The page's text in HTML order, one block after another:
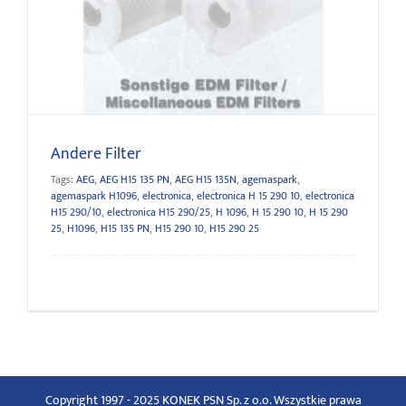
Andere Filter
Tags: AEG, AEG H15 135 PN, AEG H15 135N, agemaspark,
agemaspark H1096, electronica, electronica H 15 290 10, electronica
H15 290/10, electronica H15 290/25, H 1096, H 15 290 10, H 15 290
25, H1096, H15 135 PN, H15 290 10, H15 290 25
Copyright 1997 - 2025 KONEK PSN Sp. z o.o. Wszystkie prawa